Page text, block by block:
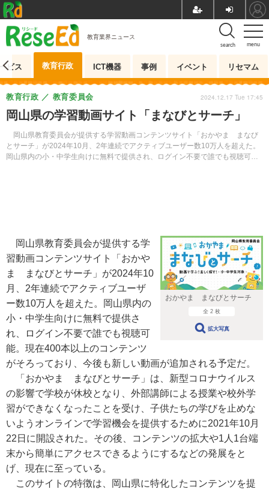
menu
search
教育業界ニュース
ビス 教育行政 ICT機器 事例 イベント リセマム
岡山県の学習動画サイト「まなびとサーチ」
岡山県教育委員会が提供する学習動画コンテンツサイト「おかやま まなび
とサーチ」が2024年10月、2年連続でアクティブユーザー数10万人を超えた。
岡山県内の小・中学生向けに無料で提供され、ログイン不要で誰でも視聴可
教育行政 教育委員会 2024.12.17 Tue 17:45
おかやま まなびとサーチ
全 2 枚
拡大写真
岡山県教育委員会が提供する学
習動画コンテンツサイト「おかや
ま まなびとサーチ」が2024年10
月、2年連続でアクティブユーザ
ー数10万人を超えた。岡山県内の
小・中学生向けに無料で提供さ
れ、ログイン不要で誰でも視聴可
能。現在400本以上のコンテンツ
がそろっており、今後も新しい動画が追加される予定だ。
「おかやま まなびとサーチ」は、新型コロナウイルス
の影響で学校が休校となり、外部講師による授業や校外学
習ができなくなったことを受け、子供たちの学びを止めな
いようオンラインで学習機会を提供するために2021年10月
22日に開設された。その後、コンテンツの拡大や1人1台端
末から簡単にアクセスできるようにするなどの発展をと
げ、現在に至っている。
このサイトの特徴は、岡山県に特化したコンテンツを提